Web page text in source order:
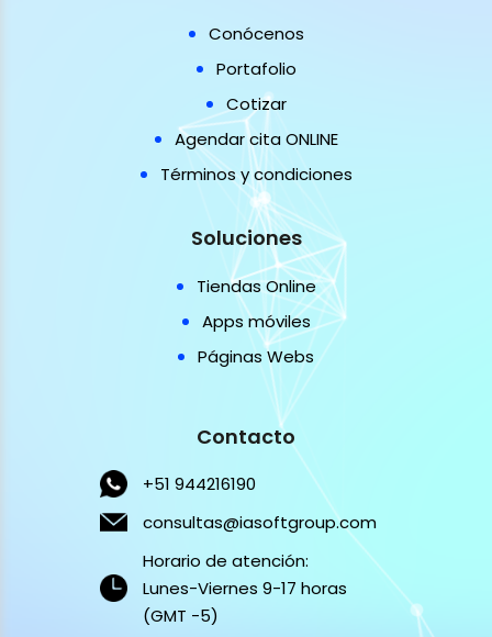
Conócenos
Portafolio
Cotizar
Agendar cita ONLINE
Términos y condiciones
Soluciones
Tiendas Online
Apps móviles
Páginas Webs
Contacto
+51 944216190
consultas@iasoftgroup.com
Horario de atención:
Lunes-Viernes 9-17 horas
(GMT -5)